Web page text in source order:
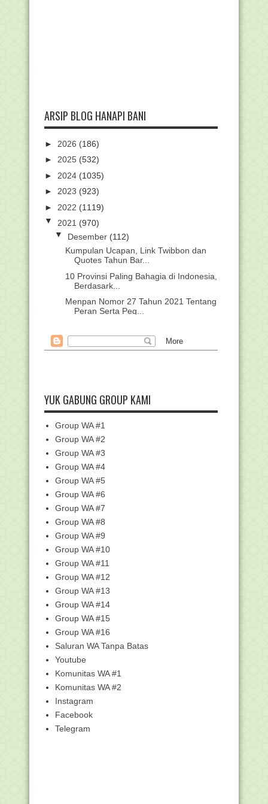
ARSIP BLOG HANAPI BANI
► 2026 (186)
► 2025 (532)
► 2024 (1035)
► 2023 (923)
► 2022 (1119)
▼ 2021 (970)
▼ Desember (112)
Kumpulan Ucapan, Link Twibbon dan
Quotes Tahun Bar...
10 Provinsi Paling Bahagia di Indonesia,
Berdasark...
Menpan Nomor 27 Tahun 2021 Tentang
Peran Serta Peg...
Afirmasi Tahun 2021
BDK Aceh dan Papua Terima Sertifikat
Beban Kerja Guru dan Linearitasi Guru
Pada Kurikul...
Bapakku, Guru Tempo Dulu by Lisna
Humaira
Berwisata ke Taman Sapana, Mengisi
Liburan Nayla d...
Pengukuhan PPG, Rektor IAIN Salatiga
Minta Guru Te...
Daftar Tunggu Haji Pringsewu Sampai
22 Tahun, Keme...
Daftar Linieritas Kualifikasi S-1/D-IV
PPG dalam J...
Permendikbud No.16 Tahun 2019
tentang Penataan Lin...
Begini Aturan Tarif Sertifikasi Halal bagi
UMK, Ad...
Rerata Nasional Kelulusan PPG Daljab
Kementerian A...
Cara Update Data Anggota PGRI
Secara Online
Proses Pendataaan untuk Penghargaan
Unduh Buku Juknis Pengisian DRH
PPPK Guru pada Aku...
Unduh SKB 4 Menteri tentang Panduan
Penyelenggaraa...
Potret Pendidikan Toleransi di Sekolah,
YUK GABUNG GROUP KAMI
Group WA #1
Group WA #2
Group WA #3
Group WA #4
Group WA #5
Group WA #6
Group WA #7
Group WA #8
Group WA #9
Group WA #10
Group WA #11
Group WA #12
Group WA #13
Group WA #14
Group WA #15
Group WA #16
Saluran WA Tanpa Batas
Youtube
Komunitas WA #1
Komunitas WA #2
Instagram
Facebook
Telegram